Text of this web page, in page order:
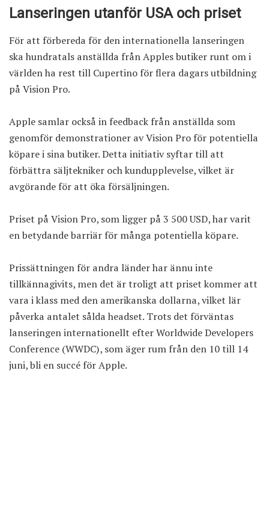
Lanseringen utanför USA och priset
För att förbereda för den internationella lanseringen
ska hundratals anställda från Apples butiker runt om i
världen ha rest till Cupertino för flera dagars utbildning
på Vision Pro.
Apple samlar också in feedback från anställda som
genomför demonstrationer av Vision Pro för potentiella
köpare i sina butiker. Detta initiativ syftar till att
förbättra säljtekniker och kundupplevelse, vilket är
avgörande för att öka försäljningen.
Priset på Vision Pro, som ligger på 3 500 USD, har varit
en betydande barriär för många potentiella köpare.
Prissättningen för andra länder har ännu inte
tillkännagivits, men det är troligt att priset kommer att
vara i klass med den amerikanska dollarna, vilket lär
påverka antalet sålda headset. Trots det förväntas
lanseringen internationellt efter Worldwide Developers
Conference (WWDC), som äger rum från den 10 till 14
juni, bli en succé för Apple.